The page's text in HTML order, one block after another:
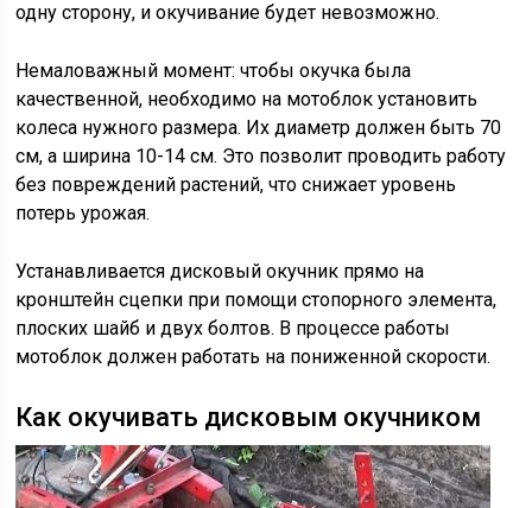
одну сторону, и окучивание будет невозможно.
Немаловажный момент: чтобы окучка была
качественной, необходимо на мотоблок установить
колеса нужного размера. Их диаметр должен быть 70
см, а ширина 10-14 см. Это позволит проводить работу
без повреждений растений, что снижает уровень
потерь урожая.
Устанавливается дисковый окучник прямо на
кронштейн сцепки при помощи стопорного элемента,
плоских шайб и двух болтов. В процессе работы
мотоблок должен работать на пониженной скорости.
Как окучивать дисковым окучником